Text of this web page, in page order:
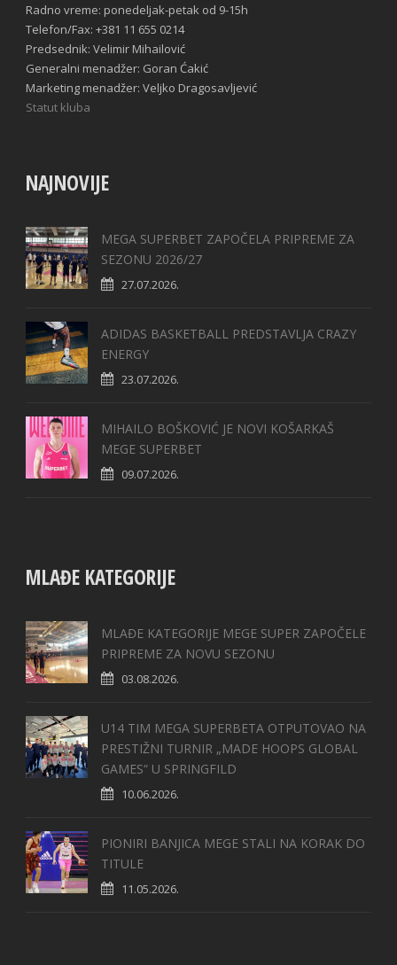
Radno vreme: ponedeljak-petak od 9-15h
Telefon/Fax: +381 11 655 0214
Predsednik: Velimir Mihailović
Generalni menadžer: Goran Ćakić
Marketing menadžer: Veljko Dragosavljević
Statut kluba
NAJNOVIJE
MEGA SUPERBET ZAPOČELA PRIPREME ZA
SEZONU 2026/27
27.07.2026.
ADIDAS BASKETBALL PREDSTAVLJA CRAZY
ENERGY
23.07.2026.
MIHAILO BOŠKOVIĆ JE NOVI KOŠARKAŠ
MEGE SUPERBET
09.07.2026.
MLAĐE KATEGORIJE
MLAĐE KATEGORIJE MEGE SUPER ZAPOČELE
PRIPREME ZA NOVU SEZONU
03.08.2026.
U14 TIM MEGA SUPERBETA OTPUTOVAO NA
PRESTIŽNI TURNIR „MADE HOOPS GLOBAL
GAMES“ U SPRINGFILD
10.06.2026.
PIONIRI BANJICA MEGE STALI NA KORAK DO
TITULE
11.05.2026.